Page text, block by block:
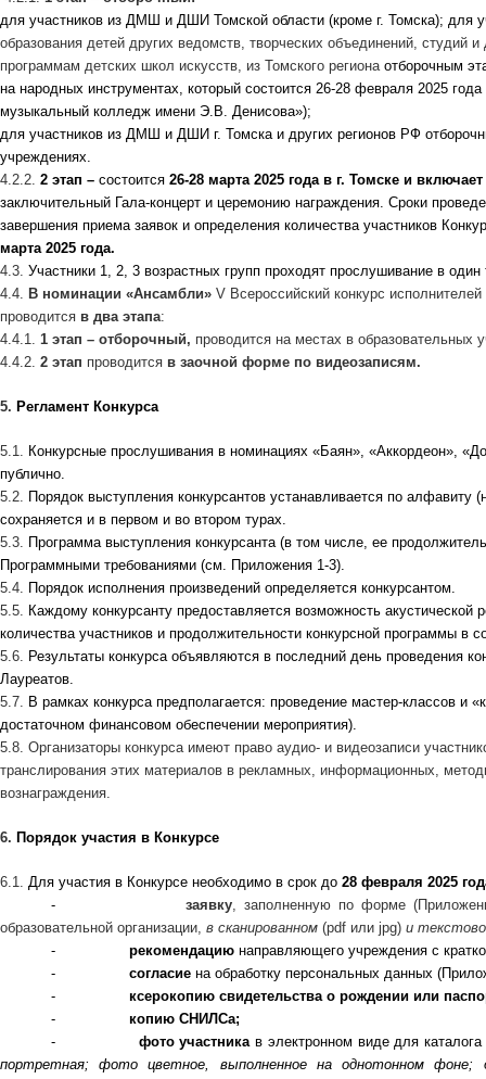
для участников из ДМШ и ДШИ Томской области (кроме г. Томска); для
образования детей других ведомств, творческих объединений,
программам детских школ искусств, из Томского региона отборочным
на народных инструментах, который состоится 26-28 февраля 2025
музыкальный колледж имени Э.В. Денисова»);
для участников из ДМШ и ДШИ г. Томска и других регионов РФ
учреждениях.
4.2.2. 2 этап – состоится 26-28 марта 2025 года в г. Томске и
заключительный Гала-концерт и церемонию награждения. Сроки
завершения приема заявок и определения количества участников
марта 2025 года.
4.3. Участники 1, 2, 3 возрастных групп проходят прослушивание в один
4.4. В номинации «Ансамбли» V Всероссийский конкурс
проводится в два этапа:
4.4.1. 1 этап – отборочный, проводится на местах в образовательных
4.4.2. 2 этап проводится в заочной форме по видеозаписям.
5. Регламент Конкурса
5.1. Конкурсные прослушивания в номинациях «Баян», «Аккордеон»,
публично.
5.2. Порядок выступления конкурсантов устанавливается по алфавиту
сохраняется и в первом и во втором турах.
5.3. Программа выступления конкурсанта (в том числе, ее
Программными требованиями (см. Приложения 1-3).
5.4. Порядок исполнения произведений определяется конкурсантом.
5.5. Каждому конкурсанту предоставляется возможность акустической
количества участников и продолжительности конкурсной программы в
5.6. Результаты конкурса объявляются в последний день проведения
Лауреатов.
5.7. В рамках конкурса предполагается: проведение мастер-классов и
достаточном финансовом обеспечении мероприятия).
5.8. Организаторы конкурса имеют право аудио- и видеозаписи
транслирования этих материалов в рекламных, информационных,
вознаграждения.
6. Порядок участия в Конкурсе
6.1. Для участия в Конкурсе необходимо в срок до 28 февраля 2025
-
заявку, заполненную по форме
образовательной организации, в сканированном (pdf или jpg) и
-
рекомендацию направляющего учреждения с
-
согласиена обработку персональных данных
-
ксерокопию свидетельства о рождении или
-
копию СНИЛСа;
-
фото участникав электронном виде для каталога
портретная; фото цветное, выполненное на однотонном